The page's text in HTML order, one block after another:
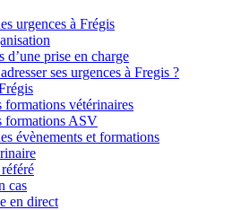
urgences à Frégis
d’une prise en charge
ses urgences à Fregis ?
formations vétérinaires
formations ASV
évènements et formations
cas
en direct